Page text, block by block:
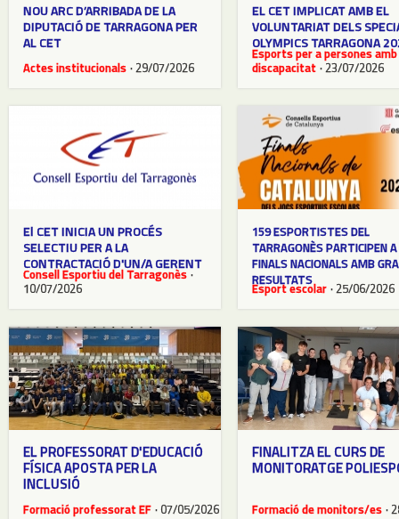
NOU ARC D’ARRIBADA DE LA
DIPUTACIÓ DE TARRAGONA PER
AL CET
Actes institucionals · 29/07/2026
EL CET IMPLICAT AMB EL
VOLUNTARIAT DELS
OLYMPICS TARRAGONA
Esports per a persones amb
discapacitat · 23/07/2026
El CET INICIA UN PROCÉS
SELECTIU PER A LA
CONTRACTACIÓ D'UN/A GERENT
Consell Esportiu del Tarragonès ·
10/07/2026
159 ESPORTISTES DEL
TARRAGONÈS PARTICIPEN
FINALS NACIONALS AMB
RESULTATS
Esport escolar · 25/06/2026
EL PROFESSORAT D'EDUCACIÓ
FÍSICA APOSTA PER LA
INCLUSIÓ
Formació professorat EF · 07/05/2026
FINALITZA EL CURS DE
MONITORATGE
Formació de monitors/es ·